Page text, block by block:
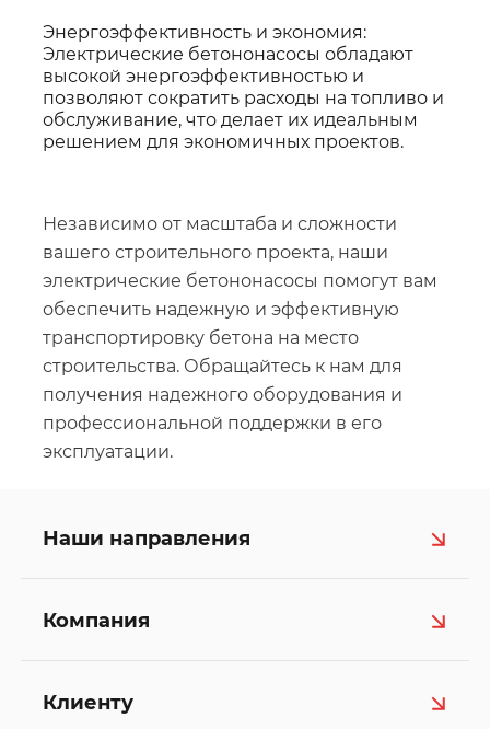
Энергоэффективность и экономия:
Электрические бетононасосы обладают
высокой энергоэффективностью и
позволяют сократить расходы на топливо и
обслуживание, что делает их идеальным
решением для экономичных проектов.
Независимо от масштаба и сложности
вашего строительного проекта, наши
электрические бетононасосы помогут вам
обеспечить надежную и эффективную
транспортировку бетона на место
строительства. Обращайтесь к нам для
получения надежного оборудования и
профессиональной поддержки в его
эксплуатации.
Наши направления
Компания
Клиенту